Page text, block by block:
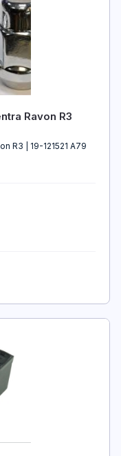
Ravon R3
R3 | 19-121521 A79